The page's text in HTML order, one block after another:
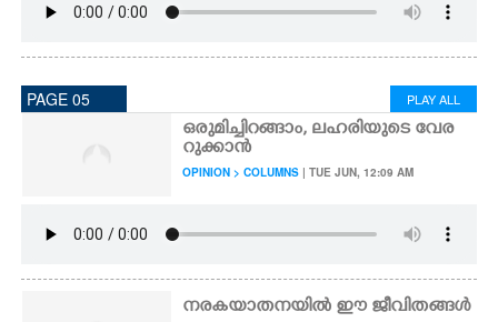
PAGE 05 PLAY ALL
ഒരുമിച്ചിറങ്ങാം, ലഹരിയുടെ വേര
റുക്കാൻ
OPINION > COLUMNS | TUE JUN, 12:09 AM
നരകയാതനയിൽ ഈ ജീവിതങ്ങൾ